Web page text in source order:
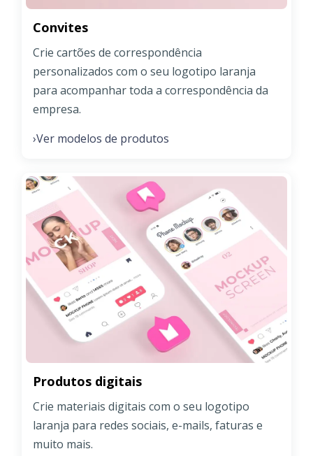
Convites
Crie cartões de correspondência
personalizados com o seu logotipo laranja
para acompanhar toda a correspondência da
empresa.
›Ver modelos de produtos
Produtos digitais
Crie materiais digitais com o seu logotipo
laranja para redes sociais, e-mails, faturas e
muito mais.